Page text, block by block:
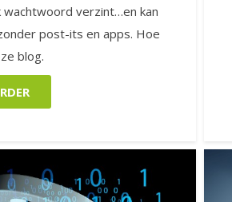
wachtwoord verzint…en kan
post-its en apps. Hoe
blog.